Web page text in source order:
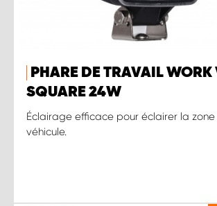
PHARE DE TRAVAIL WORK
SQUARE 24W
Éclairage efficace pour éclairer la
véhicule.